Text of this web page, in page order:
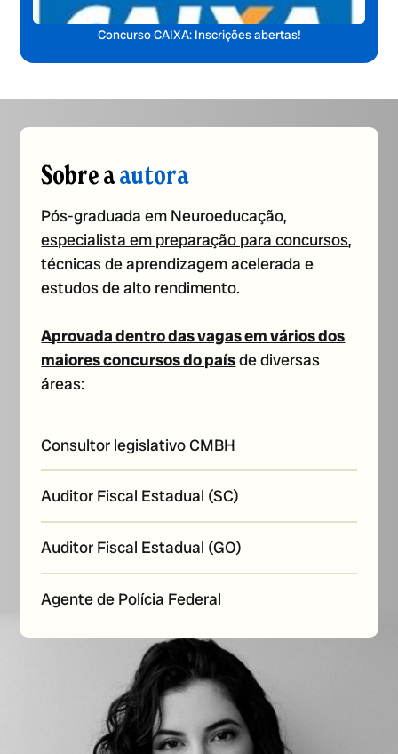
Concurso CAIXA: Inscrições abertas!
Sobre aautora
Pós-graduada em Neuroeducação,
especialista em preparação para concursos,
técnicas de aprendizagem acelerada e
estudos de alto rendimento.
Aprovada dentro das vagas em vários dos
maiores concursos do paísde diversas
áreas:
Consultor legislativo CMBH
Auditor Fiscal Estadual (SC)
Auditor Fiscal Estadual (GO)
Agente de Polícia Federal